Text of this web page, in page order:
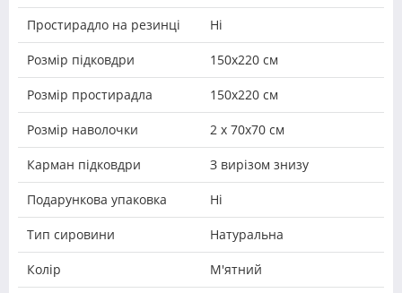
Простирадло на резинці Ні
Розмір підковдри 150х220 см
Розмір простирадла 150х220 см
Розмір наволочки 2 х 70х70 см
Карман підковдри З вирізом знизу
Подарункова упаковка Ні
Тип сировини Натуральна
Колір М'ятний